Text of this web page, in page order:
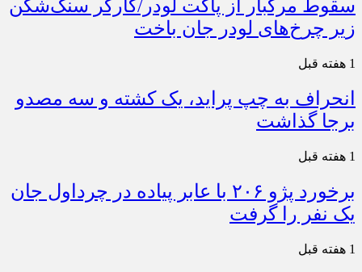
سقوط مرگبار از پاکت لودر/کارگر سنگ‌شکن
زیر چرخ‌های لودر جان باخت
1 هفته قبل
انحراف به چپ پراید، یک کشته و سه مصدو
برجا گذاشت
1 هفته قبل
برخورد پژو ۲۰۶ با عابر پیاده در چرداول جان
یک نفر را گرفت
1 هفته قبل